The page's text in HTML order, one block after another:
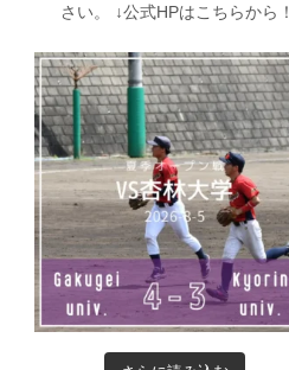
さい。
↓公式HPはこちらから！